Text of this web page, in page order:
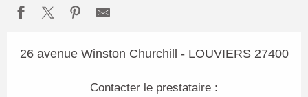
26 avenue Winston Churchill - LOUVIERS 27400
Contacter le prestataire :